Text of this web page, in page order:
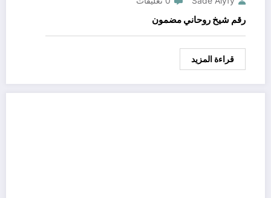
رقم شيخ روحاني مضمون
قراءة المزيد